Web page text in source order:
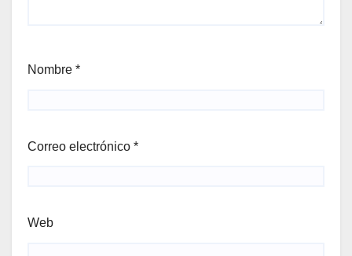
Nombre *
Correo electrónico *
Web